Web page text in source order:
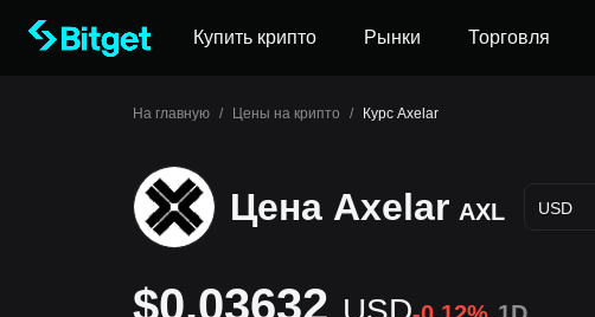
Купить крипто Рынки Торговля
На главную / Цены на крипто / Курс Axelar
Цена Axelar AXL USD
$0.03632